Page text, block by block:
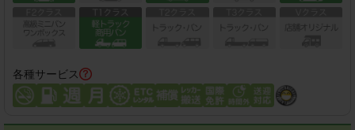
各種サービス